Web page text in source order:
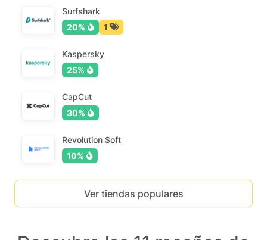
Surfshark
20%
1
Kaspersky
25%
CapCut
30%
Revolution Soft
10%
Ver tiendas populares